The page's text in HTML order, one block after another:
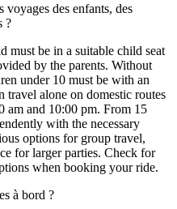
voyages des enfants, des
?
must be in a suitable child seat
by the parents. Without
under 10 must be with an
travel alone on domestic routes
am and 10:00 pm. From 15
with the necessary
options for group travel,
for larger parties. Check for
when booking your ride.
à bord ?